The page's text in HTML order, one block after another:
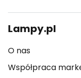
Lampy.pl
O nas
Współpraca